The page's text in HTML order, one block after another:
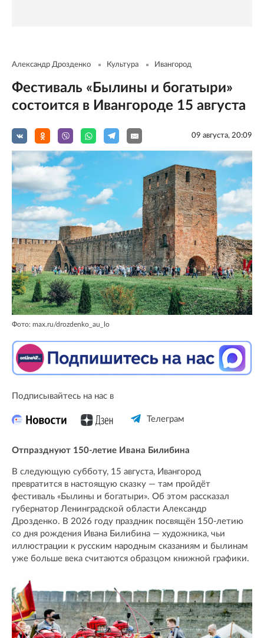
Александр Дрозденко Культура Ивангород
Фестиваль «Былины и богатыри»
состоится в Ивангороде 15 августа
09 августа, 20:09
Фото: max.ru/drozdenko_au_lo
Подписывайтесь на нас в
Телеграм
Отпразднуют 150-летие Ивана Билибина
В следующую субботу, 15 августа, Ивангород
превратится в настоящую сказку — там пройдёт
фестиваль «Былины и богатыри». Об этом рассказал
губернатор Ленинградской области Александр
Дрозденко. В 2026 году праздник посвящён 150-летию
со дня рождения Ивана Билибина — художника, чьи
иллюстрации к русским народным сказаниям и былинам
уже больше века считаются образцом книжной графики.